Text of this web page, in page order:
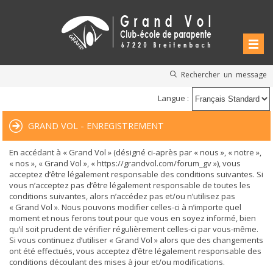
Rechercher un message
Langue :
GRAND VOL - ENREGISTREMENT
En accédant à « Grand Vol » (désigné ci-après par « nous », « notre »,
« nos », « Grand Vol », « https://grandvol.com/forum_gv »), vous
acceptez d’être légalement responsable des conditions suivantes. Si
vous n’acceptez pas d’être légalement responsable de toutes les
conditions suivantes, alors n’accédez pas et/ou n’utilisez pas
« Grand Vol ». Nous pouvons modifier celles-ci à n’importe quel
moment et nous ferons tout pour que vous en soyez informé, bien
qu’il soit prudent de vérifier régulièrement celles-ci par vous-même.
Si vous continuez d’utiliser « Grand Vol » alors que des changements
ont été effectués, vous acceptez d’être légalement responsable des
conditions découlant des mises à jour et/ou modifications.